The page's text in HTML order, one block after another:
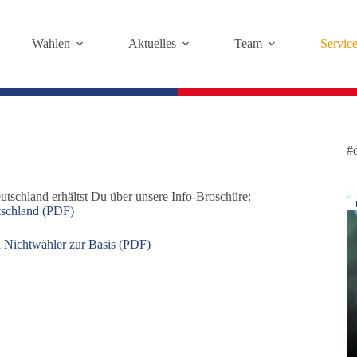
Wahlen Aktuelles Team Service
erhältst Du über unsere Info-Broschüre:
(PDF)
zur Basis (PDF)